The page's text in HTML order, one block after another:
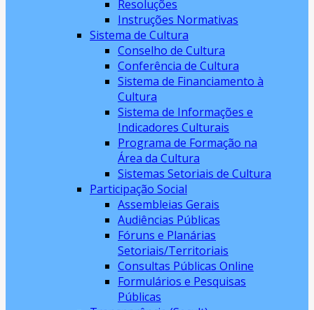
Resoluções
Instruções Normativas
Sistema de Cultura
Conselho de Cultura
Conferência de Cultura
Sistema de Financiamento à
Cultura
Sistema de Informações e
Indicadores Culturais
Programa de Formação na
Área da Cultura
Sistemas Setoriais de Cultura
Participação Social
Assembleias Gerais
Audiências Públicas
Fóruns e Planárias
Setoriais/Territoriais
Consultas Públicas Online
Formulários e Pesquisas
Públicas